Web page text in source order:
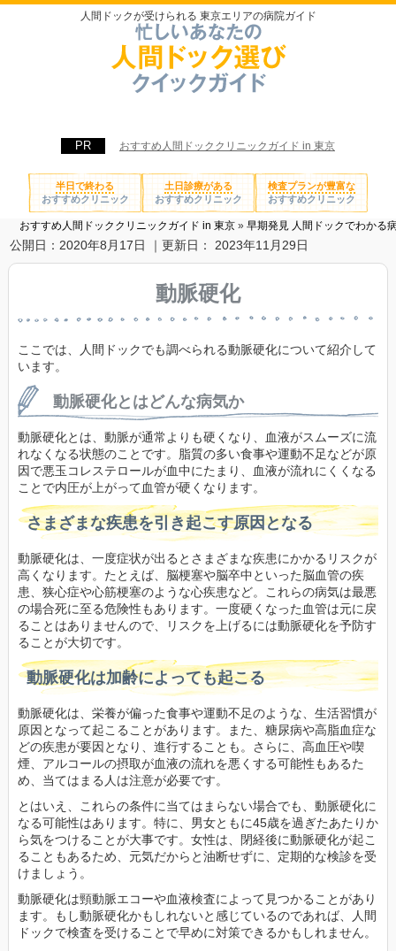
おすすめ人間ドッククリニックガイド in 東京
人間ドックが受けられる 東京エリアの病院ガイド
半日で終わる
おすすめクリニック
土日診療がある
おすすめクリニック
検査プランが豊富な
おすすめクリニック
おすすめ人間ドッククリニックガイド in 東京 »早期発見 人間ドックでわかる
公開日： 2020年8月17日 ｜更新日： 2023年11月29日
動脈硬化
ここでは、人間ドックでも調べられる動脈硬化について紹介して
います。
動脈硬化とはどんな病気か
動脈硬化とは、動脈が通常よりも硬くなり、血液がスムーズに流
れなくなる状態のことです。脂質の多い食事や運動不足などが原
因で悪玉コレステロールが血中にたまり、血液が流れにくくなる
ことで内圧が上がって血管が硬くなります。
さまざまな疾患を引き起こす原因となる
動脈硬化は、一度症状が出るとさまざまな疾患にかかるリスクが
高くなります。たとえば、脳梗塞や脳卒中といった脳血管の疾
患、狭心症や心筋梗塞のような心疾患など。これらの病気は最悪
の場合死に至る危険性もあります。一度硬くなった血管は元に戻
ることはありませんので、リスクを上げるには動脈硬化を予防す
ることが大切です。
動脈硬化は加齢によっても起こる
動脈硬化は、栄養が偏った食事や運動不足のような、生活習慣が
原因となって起こることがあります。また、糖尿病や高脂血症な
どの疾患が要因となり、進行することも。さらに、高血圧や喫
煙、アルコールの摂取が血液の流れを悪くする可能性もあるた
め、当てはまる人は注意が必要です。
とはいえ、これらの条件に当てはまらない場合でも、動脈硬化に
なる可能性はあります。特に、男女ともに45歳を過ぎたあたりか
ら気をつけることが大事です。女性は、閉経後に動脈硬化が起こ
ることもあるため、元気だからと油断せずに、定期的な検診を受
けましょう。
動脈硬化は頸動脈エコーや血液検査によって見つかることがあり
ます。もし動脈硬化かもしれないと感じているのであれば、人間
ドックで検査を受けることで早めに対策できるかもしれません。